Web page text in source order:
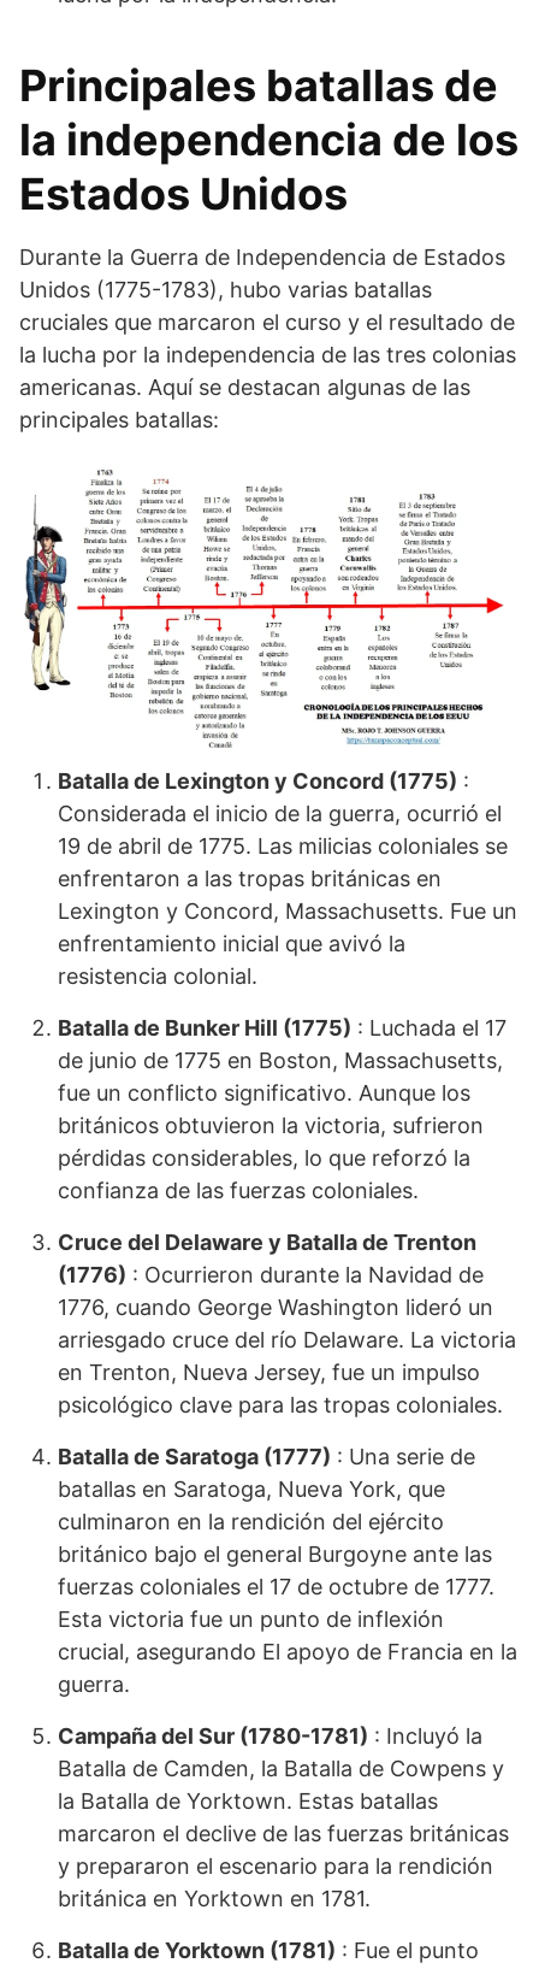
Principales batallas de
la independencia de los
Estados Unidos
Durante la Guerra de Independencia de Estados
Unidos (1775-1783), hubo varias batallas
cruciales que marcaron el curso y el resultado de
la lucha por la independencia de las tres colonias
americanas. Aquí se destacan algunas de las
principales batallas:
Batalla de Lexington y Concord (1775) :
Considerada el inicio de la guerra, ocurrió el
19 de abril de 1775. Las milicias coloniales se
enfrentaron a las tropas británicas en
Lexington y Concord, Massachusetts. Fue un
enfrentamiento inicial que avivó la
resistencia colonial.
Batalla de Bunker Hill (1775) : Luchada el 17
de junio de 1775 en Boston, Massachusetts,
fue un conflicto significativo. Aunque los
británicos obtuvieron la victoria, sufrieron
pérdidas considerables, lo que reforzó la
confianza de las fuerzas coloniales.
Cruce del Delaware y Batalla de Trenton
(1776) : Ocurrieron durante la Navidad de
1776, cuando George Washington lideró un
arriesgado cruce del río Delaware. La victoria
en Trenton, Nueva Jersey, fue un impulso
psicológico clave para las tropas coloniales.
Batalla de Saratoga (1777) : Una serie de
batallas en Saratoga, Nueva York, que
culminaron en la rendición del ejército
británico bajo el general Burgoyne ante las
fuerzas coloniales el 17 de octubre de 1777.
Esta victoria fue un punto de inflexión
crucial, asegurando El apoyo de Francia en la
guerra.
Campaña del Sur (1780-1781) : Incluyó la
Batalla de Camden, la Batalla de Cowpens y
la Batalla de Yorktown. Estas batallas
marcaron el declive de las fuerzas británicas
y prepararon el escenario para la rendición
británica en Yorktown en 1781.
Batalla de Yorktown (1781) : Fue el punto